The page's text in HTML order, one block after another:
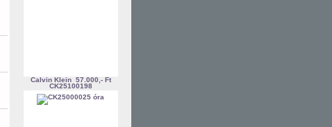
Calvin Klein 57.000,- Ft
CK25100198